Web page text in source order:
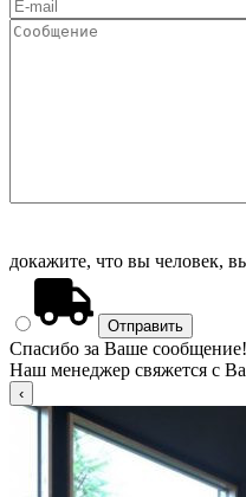
докажите, что вы человек,
Спасибо за Ваше сообщение!
Наш менеджер свяжется с